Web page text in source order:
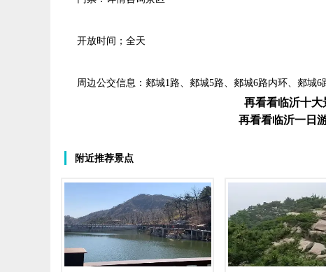
开放时间；全天
周边公交信息：郯城1路、郯城5路、郯城6路内环、郯城6
再看看临沂十大
再看看临沂一日
附近推荐景点